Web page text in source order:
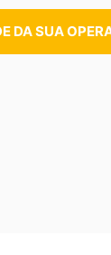
DA SUA